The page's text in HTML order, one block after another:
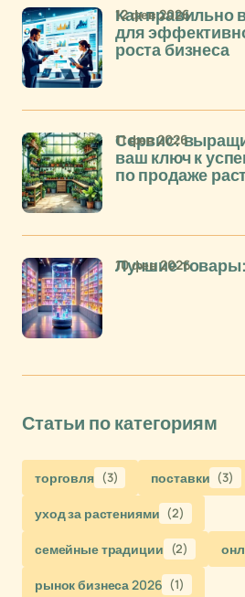
Как правильно
для
роста бизнеса
12 фев 2026
Сервис:
ваш ключ к
по продаже
11 фев 2026
Лучшие
10 фев 2026
Статьи по категориям
торговля (3) поставки (3)
уход за растениями (2)
семейные традиции (2)
рынок бизнеса 2026 (1)